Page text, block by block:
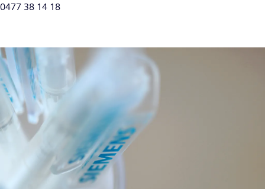
0477 38 14 18